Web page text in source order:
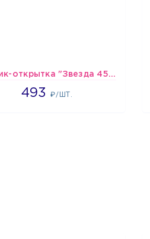
Шарик-открытка "Звезда 45 см" №1
493₽/ШТ.
493